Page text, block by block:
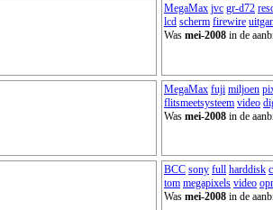
MegaMax jvc gr-d72
lcd scherm firewire
Was mei-2008 in de
MegaMax fuji miljoen
flitsmeetsysteem video
Was mei-2008 in de
BCC sony full harddisk
tom megapixels video
Was mei-2008 in de